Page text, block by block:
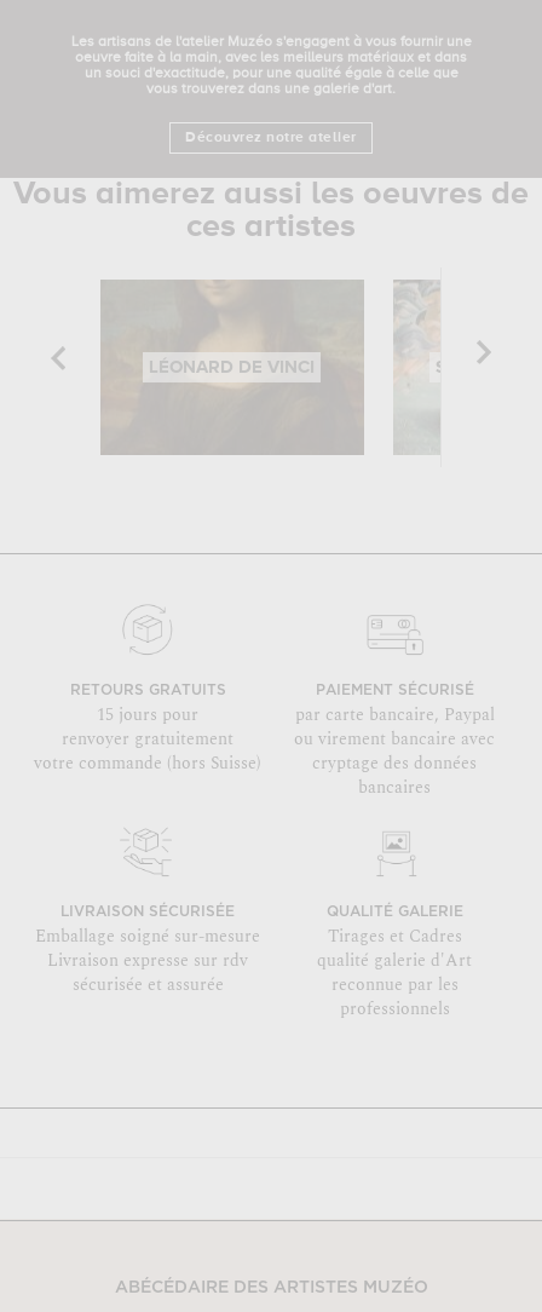
Les artisans de l'atelier Muzéo s'engagent à vous fournir une
oeuvre faite à la main, avec les meilleurs matériaux et dans
un souci d'exactitude, pour une qualité égale à celle que
vous trouverez dans une galerie d'art.
Découvrez notre atelier
Vous aimerez aussi les oeuvres de
ces artistes
LÉONARD DE VINCI SANDRO
RETOURS GRATUITS
15 jours pour
renvoyer gratuitement
votre commande (hors Suisse)
PAIEMENT SÉCURISÉ
par carte bancaire, Paypal
ou virement bancaire avec
cryptage des données
bancaires
LIVRAISON SÉCURISÉE
Emballage soigné sur-mesure
Livraison expresse sur rdv
sécurisée et assurée
QUALITÉ GALERIE
Tirages et Cadres
qualité galerie d'Art
reconnue par les
professionnels
ABÉCÉDAIRE DES ARTISTES MUZÉO